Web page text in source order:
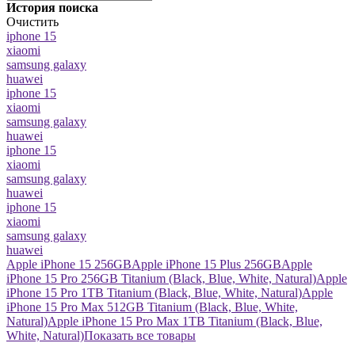
История поиска
Очистить
iphone 15
xiaomi
samsung galaxy
huawei
iphone 15
xiaomi
samsung galaxy
huawei
iphone 15
xiaomi
samsung galaxy
huawei
iphone 15
xiaomi
samsung galaxy
huawei
Apple iPhone 15 256GBApple iPhone 15 Plus 256GBApple
iPhone 15 Pro 256GB Titanium (Black, Blue, White, Natural)Apple
iPhone 15 Pro 1TB Titanium (Black, Blue, White, Natural)Apple
iPhone 15 Pro Max 512GB Titanium (Black, Blue, White,
Natural)Apple iPhone 15 Pro Max 1TB Titanium (Black, Blue,
White, Natural)Показать все товары